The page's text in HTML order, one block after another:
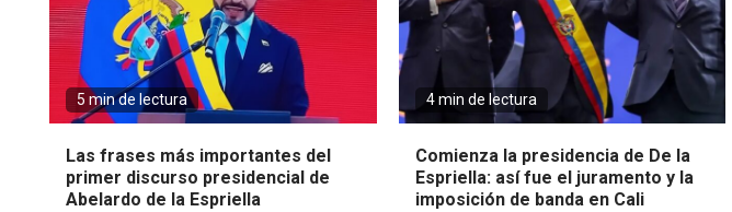
5 min de lectura
Las frases más importantes del
primer discurso presidencial de
Abelardo de la Espriella
4 min de lectura
Comienza la presidencia de De la
Espriella: así fue el juramento y la
imposición de banda en Cali